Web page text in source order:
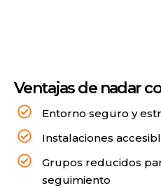
Ventajas de nadar
Entorno seguro y
Instalaciones
Grupos reducidos
seguimiento